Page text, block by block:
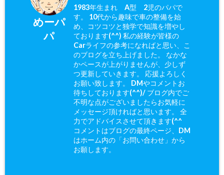
めーパ
パ
1983年生まれ A型 2児のパパで
す。 10代から趣味で車の整備を始
め、コツコツと独学で知識を増やし
ております(^^) 私の経験が皆様の
Carライフの参考になればと思い、こ
のブログを立ち上げました。 なかな
かペースが上がりませんが、少しず
つ更新していきます。 応援よろしく
お願い致します。 DMやコメントお
待ちしております(^^)/ ブログ内でご
不明な点がございましたらお気軽に
メッセージ頂ければと思います。 全
力でアドバイスさせて頂きます(^^ゞ
コメントはブログの最終ページ、DM
はホーム内の「お問い合わせ」から
お願します。